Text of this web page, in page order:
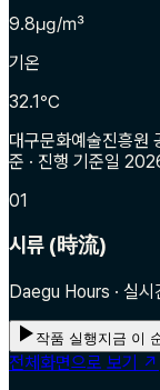
9.8㎍/㎥
기온
32.1℃
대구문화예술진흥
준 · 진행 기준일
01
시류 (時流)
Daegu Hours · 실시
작품 실행지금 이
전체화면으로 보기 ↗